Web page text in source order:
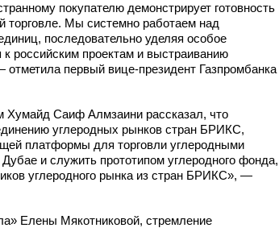
покупателю демонстрирует готовность
торговле. Мы системно работаем над
последовательно уделяя особое
российским проектам и выстраиванию
отметила первый вице-президент Газпромбанка
Хумайд Саиф Алмзаини рассказал, что
углеродных рынков стран БРИКС,
платформы для торговли углеродными
и служить прототипом углеродного фонда,
углеродного рынка из стран БРИКС», —
Елены Мякотниковой, стремление